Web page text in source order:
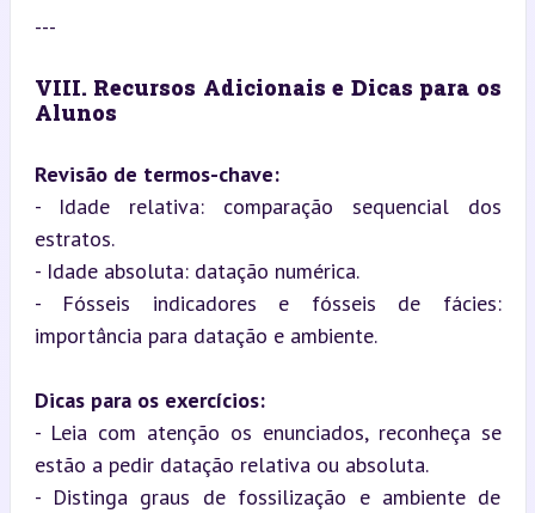
---
VIII. Recursos Adicionais e Dicas para os
Alunos
Revisão de termos-chave:
- Idade relativa: comparação sequencial dos
estratos.
- Idade absoluta: datação numérica.
- Fósseis indicadores e fósseis de fácies:
importância para datação e ambiente.
Dicas para os exercícios:
- Leia com atenção os enunciados, reconheça se
estão a pedir datação relativa ou absoluta.
- Distinga graus de fossilização e ambiente de